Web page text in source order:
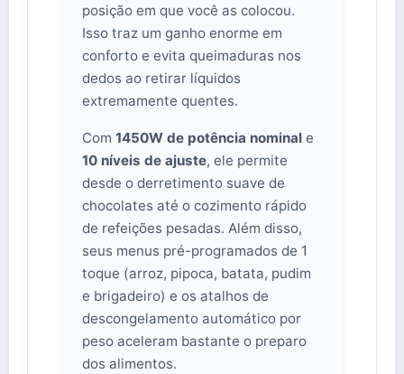
posição em que você as colocou.
Isso traz um ganho enorme em
conforto e evita queimaduras nos
dedos ao retirar líquidos
extremamente quentes.
Com 1450W de potência nominal e
10 níveis de ajuste, ele permite
desde o derretimento suave de
chocolates até o cozimento rápido
de refeições pesadas. Além disso,
seus menus pré-programados de 1
toque (arroz, pipoca, batata, pudim
e brigadeiro) e os atalhos de
descongelamento automático por
peso aceleram bastante o preparo
dos alimentos.